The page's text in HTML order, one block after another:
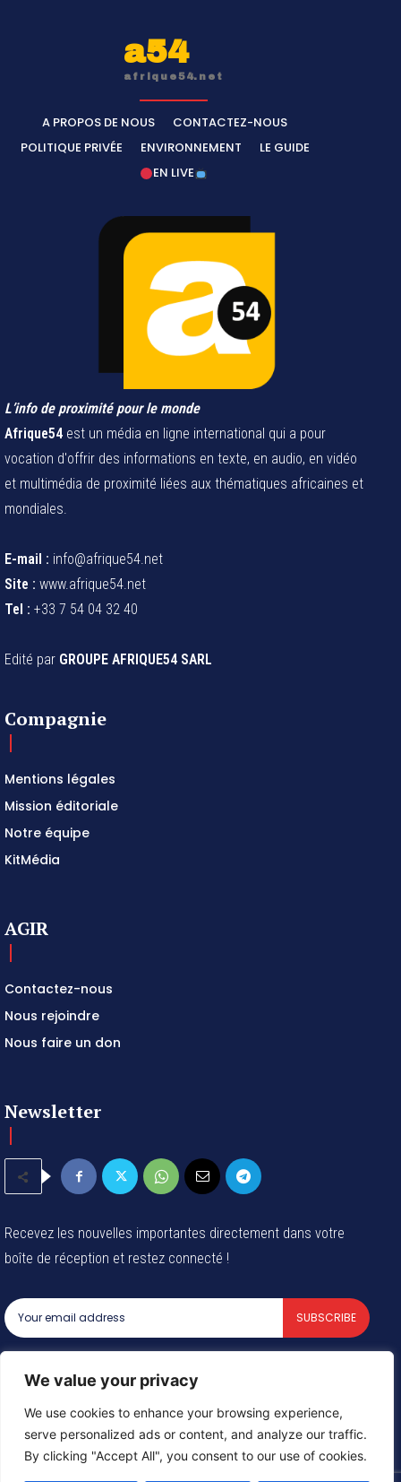
We value your privacy
We use cookies to enhance your browsing experience,
serve personalized ads or content, and analyze our traffic.
By clicking "Accept All", you consent to our use of cookies.
a54
afrique54.net
A PROPOS DE NOUS
CONTACTEZ-NOUS
POLITIQUE PRIVÉE
ENVIRONNEMENT
LE GUIDE
EN LIVE
L’info de proximité pour le monde
Afrique54 est un média en ligne international qui a pour
vocation d'offrir des informations en texte, en audio, en vidéo
et multimédia de proximité liées aux thématiques africaines et
mondiales.
E-mail : info@afrique54.net
Site : www.afrique54.net
Tel : +33 7 54 04 32 40
Edité par GROUPE AFRIQUE54 SARL
Compagnie
Mentions légales
Mission éditoriale
Notre équipe
KitMédia
AGIR
Contactez-nous
Nous rejoindre
Nous faire un don
Newsletter
Recevez les nouvelles importantes directement dans votre
boîte de réception et restez connecté !
SUBSCRIBE
© 2024 Tous les droits reservés - Groupe Afrique54 SARL